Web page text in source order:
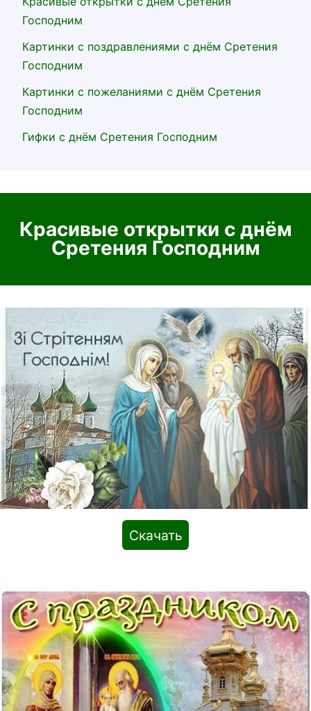
Господним
Картинки с поздравлениями с днём Сретения
Господним
Картинки с пожеланиями с днём Сретения
Господним
Гифки с днём Сретения Господним
Красивые открытки с днём
Сретения Господним
Скачать